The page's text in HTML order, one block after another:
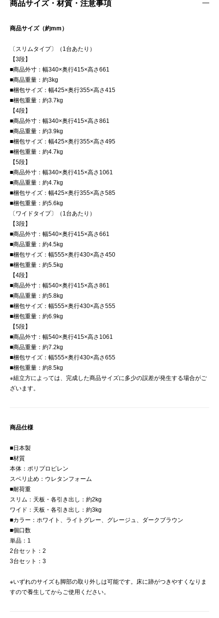
商品サイズ・材質・注意事項
商品サイズ（約mm）
〔スリムタイプ〕（1台あたり）
【3段】
■商品外寸：幅340×奥行415×高さ661
■商品重量：約3kg
■梱包サイズ：幅425×奥行355×高さ415
■梱包重量：約3.7kg
【4段】
■商品外寸：幅340×奥行415×高さ861
■商品重量：約3.9kg
■梱包サイズ：幅425×奥行355×高さ495
■梱包重量：約4.7kg
【5段】
■商品外寸：幅340×奥行415×高さ1061
■商品重量：約4.7kg
■梱包サイズ：幅425×奥行355×高さ585
■梱包重量：約5.6kg
〔ワイドタイプ〕（1台あたり）
【3段】
■商品外寸：幅540×奥行415×高さ661
■商品重量：約4.5kg
■梱包サイズ：幅555×奥行430×高さ450
■梱包重量：約5.5kg
【4段】
■商品外寸：幅540×奥行415×高さ861
■商品重量：約5.8kg
■梱包サイズ：幅555×奥行430×高さ555
■梱包重量：約6.9kg
【5段】
■商品外寸：幅540×奥行415×高さ1061
■商品重量：約7.2kg
■梱包サイズ：幅555×奥行430×高さ655
■梱包重量：約8.5kg
※組立方によっては、完成した商品サイズに多少の誤差が発生する場合がご
ざいます。
商品仕様
■日本製
■材質
本体：ポリプロピレン
スベリ止め：ウレタンフォーム
■耐荷重
スリム：天板・各引き出し：約2kg
ワイド：天板・各引き出し：約3kg
■カラー：ホワイト、ライトグレー、グレージュ、ダークブラウン
■個口数
単品：1
2台セット：2
3台セット：3
※いずれのサイズも脚部の取り外しは可能です。床に跡がつきやすくなりま
すので養生してからご使用ください。